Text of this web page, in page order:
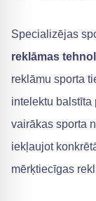
Specializējas
reklāmas
reklāmu sporta
intelektu
vairākas sporta
iekļaujot
mērķtiecīgas